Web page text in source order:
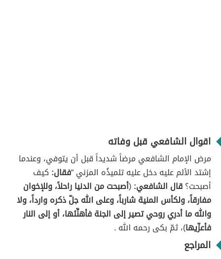
اقوال الشافعي قبل وفاته
مرض الإمام الشافعي مرضاً شديداً قبل أن يتوفي، وعندما
إشتد الألم عليه دخل عليه تلميذُه المزني “فقال: كيف
أصبحت؟قال الشافعي:(أصبحت من الدنيا راحلاً، وللإخوان
مفارقاً، ولكأس المنية شارباً، وعلى الله جلّ ذكره وارداً، ولا
والله ما أدري روحي تصير إلى الجنة فأهنِّئها، أو إلى النار
فأعزّيها)، ثمّ بكى رحمه الله .
المراجع